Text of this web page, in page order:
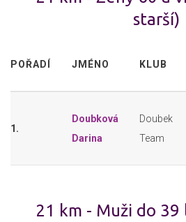
starší)
POŘADÍ JMÉNO KLUB
1.
Doubková
Darina
Doubek
Team
21 km - Muži do